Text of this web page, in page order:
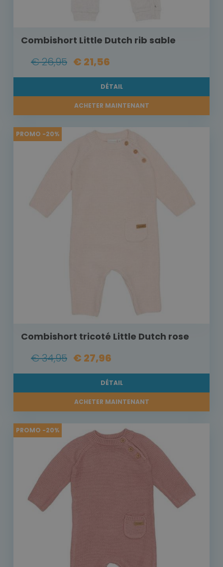
Combishort Little Dutch rib sable
€ 26,95 € 21,56
DÉTAIL
ACHETER MAINTENANT
PROMO -20%
Combishort tricoté Little Dutch rose
€ 34,95 € 27,96
DÉTAIL
ACHETER MAINTENANT
PROMO -20%